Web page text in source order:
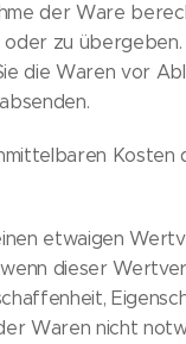
der Ware
oder zu übergeben.
die Waren vor
Kosten
etwaigen
dieser
Waren nicht